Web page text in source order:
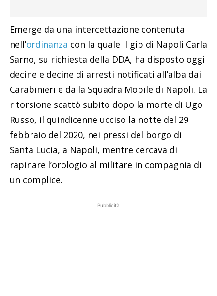
Emerge da una intercettazione contenuta
nell’ordinanza con la quale il gip di Napoli Carla
Sarno, su richiesta della DDA, ha disposto oggi
decine e decine di arresti notificati all’alba dai
Carabinieri e dalla Squadra Mobile di Napoli. La
ritorsione scattò subito dopo la morte di Ugo
Russo, il quindicenne ucciso la notte del 29
febbraio del 2020, nei pressi del borgo di
Santa Lucia, a Napoli, mentre cercava di
rapinare l’orologio al militare in compagnia di
un complice.
Pubblicità